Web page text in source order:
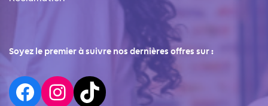
Soyez le premier à suivre nos dernières offres sur :